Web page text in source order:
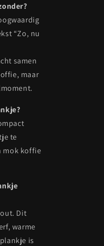
“Zo, nu
samen
maar
te
mok koffie
Dit
warme
is